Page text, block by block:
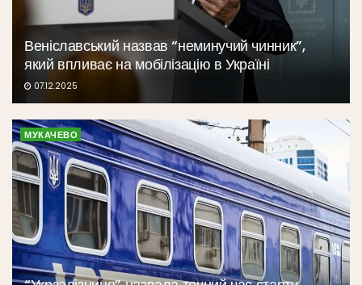
Веніславський назвав “неминучий чинник”,
який впливає на мобілізацію в Україні
07.12.2025
МУКАЧЕВО